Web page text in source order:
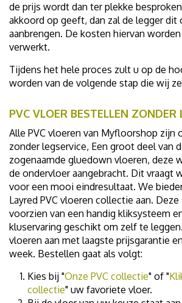
de prijs wordt dan ter plekke
akkoord op geeft, dan zal de legger dit
aanbrengen. De kosten hiervan
verwerkt.
Tijdens het hele proces zult u op de
worden van de volgende stap die wij
PVC VLOER BESTELLEN ZONDER
Alle PVC vloeren van Myfloorshop zijn
zonder legservice, Een groot deel van
zogenaamde gluedown vloeren, deze
de ondervloer aangebracht. Dit vraagt
voor een mooi eindresultaat. We
Layred PVC vloeren collectie aan.
voorzien van een handig kliksysteem
kluservaring geschikt om zelf te
vloeren aan met laagste prijsgarantie
week. Bestellen gaat als volgt:
Kies bij "Onze PVC collectie" of "
collectie" uw favoriete vloer.